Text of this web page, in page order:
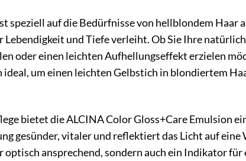
speziell auf die Bedürfnisse von hellblondem Haar
Lebendigkeit und Tiefe verleiht. Ob Sie Ihre
oder einen leichten Aufhellungseffekt erzielen
ideal, um einen leichten Gelbstich in blondiertem
bietet die ALCINA Color Gloss+Care Emulsion
gesünder, vitaler und reflektiert das Licht auf eine
ansprechend, sondern auch ein Indikator für